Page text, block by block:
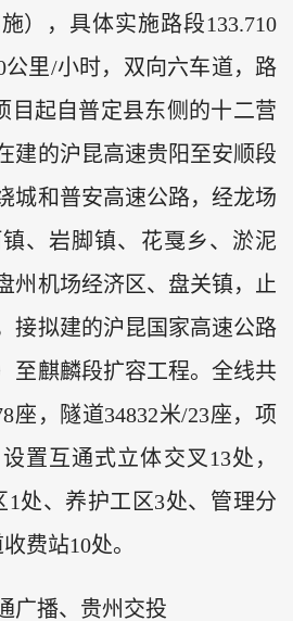
），具体实施路段133.710
公里/小时，双向六车道，路
目起自普定县东侧的十二营
建的沪昆高速贵阳至安顺段
城和普安高速公路，经龙场
、岩脚镇、花戛乡、淤泥
州机场经济区、盘关镇，止
接拟建的沪昆国家高速公路
至麒麟段扩容工程。全线共
座，隧道34832米/23座，项
置互通式立体交叉13处，
1处、养护工区3处、管理分
费站10处。
广播、贵州交投